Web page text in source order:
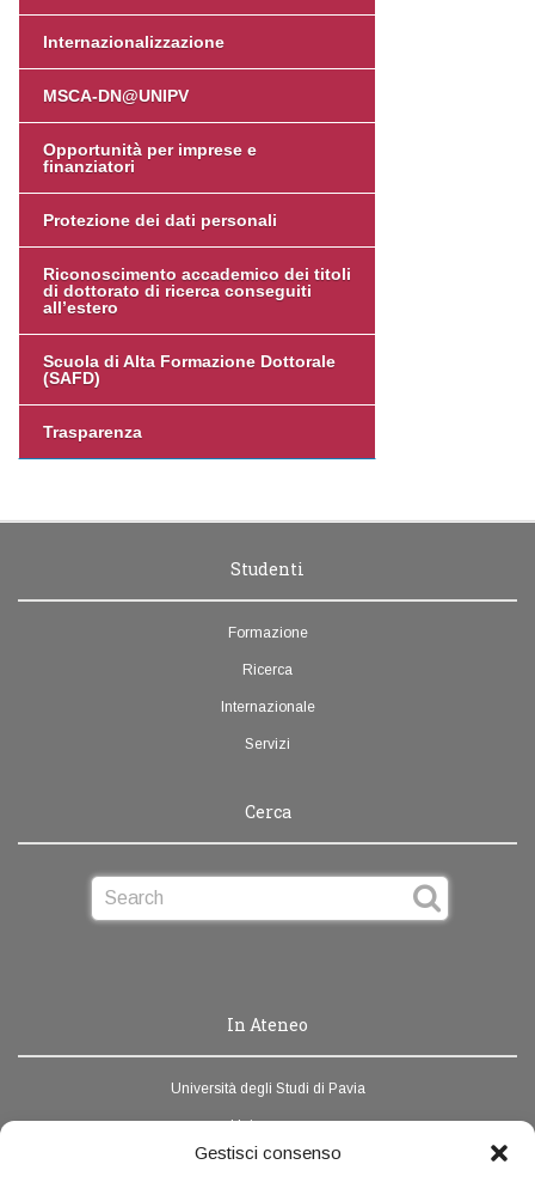
Gestisci consenso
Internazionalizzazione
MSCA-DN@UNIPV
Opportunità per imprese e
finanziatori
Protezione dei dati personali
Riconoscimento accademico dei titoli
di dottorato di ricerca conseguiti
all’estero
Scuola di Alta Formazione Dottorale
(SAFD)
Trasparenza
Studenti
Formazione
Ricerca
Internazionale
Servizi
Cerca
In Ateneo
Università degli Studi di Pavia
Unipv.news
Webmail